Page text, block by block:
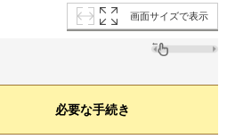
画面サイズで表示
必要な手続き